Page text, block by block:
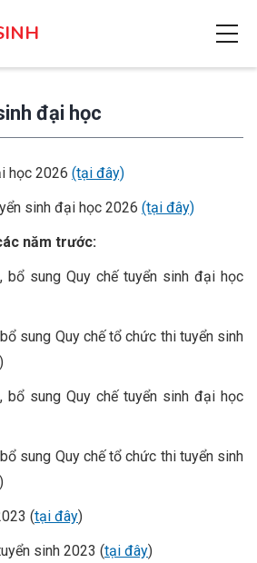
đại học
học 2026 (tại đây)
sinh đại học 2026 (tại đây)
năm trước:
bổ sung Quy chế tuyển sinh đại học
sung Quy chế tổ chức thi tuyển sinh
)
bổ sung Quy chế tuyển sinh đại học
sung Quy chế tổ chức thi tuyển sinh
)
(tại đây)
sinh 2023 (tại đây)